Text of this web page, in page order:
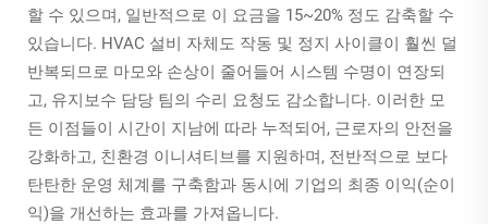
할 수 있으며, 일반적으로 이 요금을 15~20% 정도 감축할 수
있습니다. HVAC 설비 자체도 작동 및 정지 사이클이 훨씬 덜
반복되므로 마모와 손상이 줄어들어 시스템 수명이 연장되
고, 유지보수 담당 팀의 수리 요청도 감소합니다. 이러한 모
든 이점들이 시간이 지남에 따라 누적되어, 근로자의 안전을
강화하고, 친환경 이니셔티브를 지원하며, 전반적으로 보다
탄탄한 운영 체계를 구축함과 동시에 기업의 최종 이익(순이
익)을 개선하는 효과를 가져옵니다.